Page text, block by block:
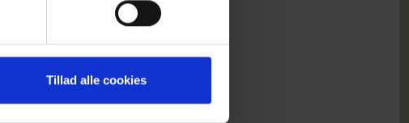
Tillad alle cookies